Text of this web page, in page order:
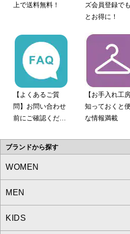
上で送料無料！
ズ会員登録で
とお得に！
【よくあるご質
問】お問い合わせ
前にご確認くださ
【お手入れ工房
知っておくと
な情報満載
ブランドから探す
WOMEN
a.v.v
MICHEL KLEIN
MEN
a.v.v
KIDS